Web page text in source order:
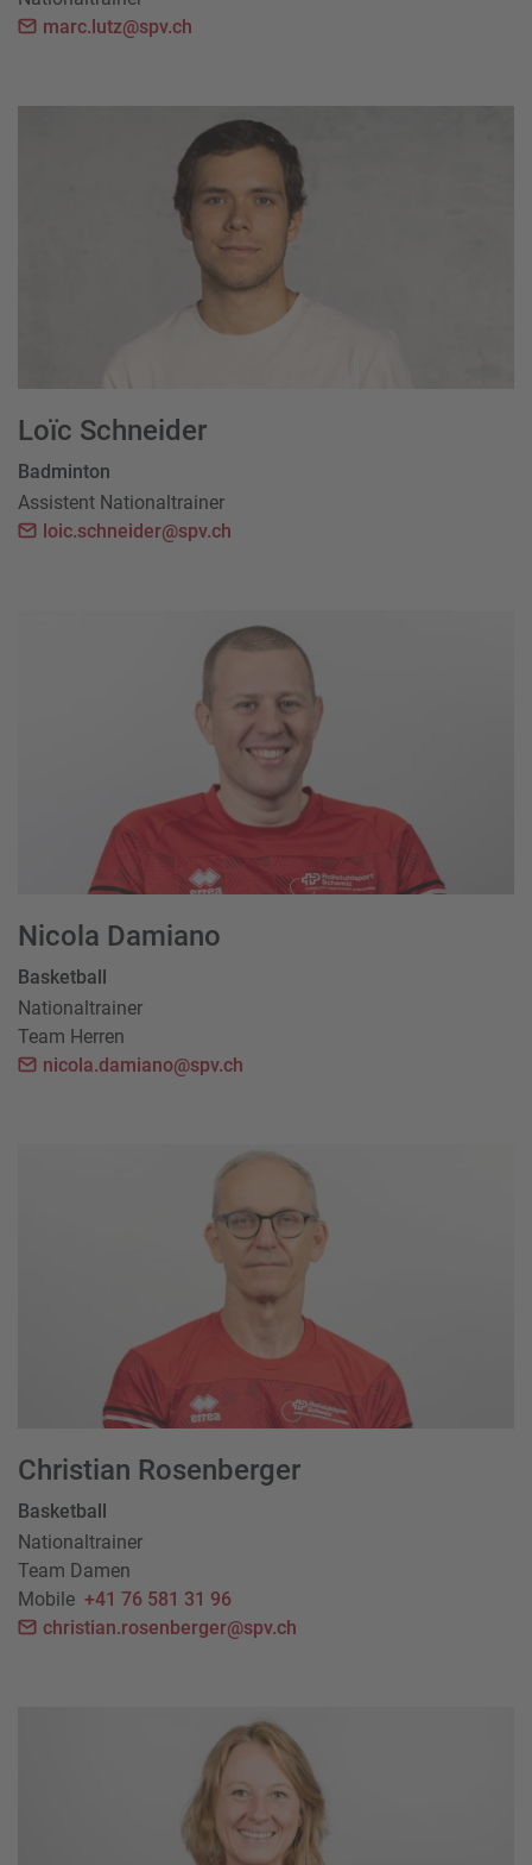
marc.lutz@spv.ch
Loïc Schneider
Badminton
Assistent Nationaltrainer
loic.schneider@spv.ch
Nicola Damiano
Basketball
Nationaltrainer
Team Herren
nicola.damiano@spv.ch
Christian Rosenberger
Basketball
Nationaltrainer
Team Damen
Mobile +41 76 581 31 96
christian.rosenberger@spv.ch